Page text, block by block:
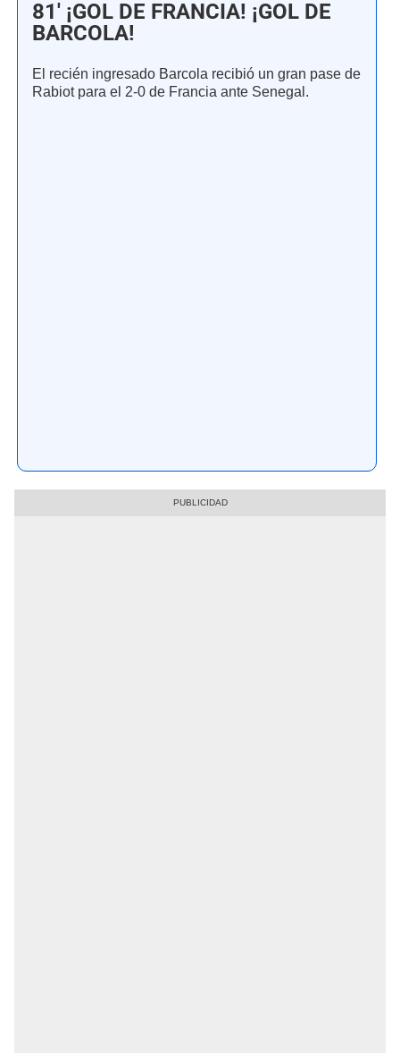
81' ¡GOL DE FRANCIA! ¡GOL DE
BARCOLA!
El recién ingresado Barcola recibió un gran pase de
Rabiot para el 2-0 de Francia ante Senegal.